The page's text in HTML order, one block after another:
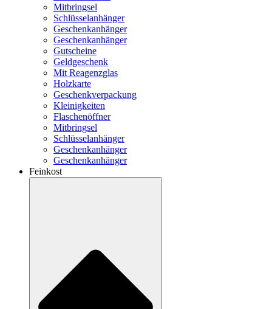
Mitbringsel
Schlüsselanhänger
Geschenkanhänger
Geschenkanhänger
Gutscheine
Geldgeschenk
Mit Reagenzglas
Holzkarte
Geschenkverpackung
Kleinigkeiten
Flaschenöffner
Mitbringsel
Schlüsselanhänger
Geschenkanhänger
Geschenkanhänger
Feinkost